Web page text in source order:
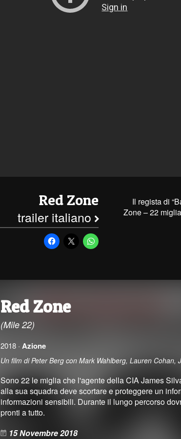
Red Zone
trailer italiano
Il regista di
Zone – 22
Red Zone
(Mile 22)
2018 · Azione
Un film di Peter Berg con Mark Wahlberg, Lauren Cohan,
Sono 22 le miglia che l'agente della CIA James
alla sua squadra deve scortare e proteggere un
informazioni sensibili. Durante il lungo percorso
pronti a tutto.
15 Novembre 2018